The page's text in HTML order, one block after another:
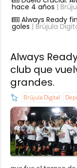
hace 4 años |
Always Ready
goles | Brújula
Always
club que
grandes.
Brújula Digital